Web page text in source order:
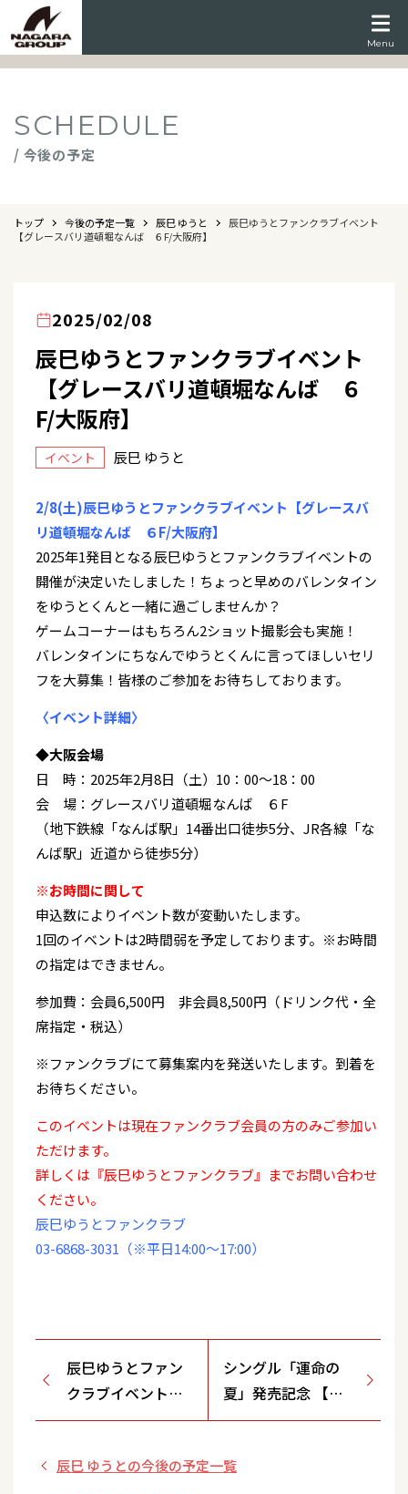
Menu
SCHEDULE
/ 今後の予定
トップ 今後の予定一覧 辰巳 ゆうと
辰巳ゆうとファンクラブイベント
【グレースバリ道頓堀なんば ６F/大阪府】
2025/02/08
辰巳ゆうとファンクラブイベント
【グレースバリ道頓堀なんば ６
F/大阪府】
イベント 辰巳 ゆうと
2/8(土)辰巳ゆうとファンクラブイベント【グレースバ
リ道頓堀なんば ６F/大阪府】
2025年1発目となる辰巳ゆうとファンクラブイベントの
開催が決定いたしました！ちょっと早めのバレンタイン
をゆうとくんと一緒に過ごしませんか？
ゲームコーナーはもちろん2ショット撮影会も実施！
バレンタインにちなんでゆうとくんに言ってほしいセリ
フを大募集！皆様のご参加をお待ちしております。
〈イベント詳細〉
◆大阪会場
日 時：2025年2月8日（土）10：00～18：00
会 場：グレースバリ道頓堀なんば ６F
（地下鉄線「なんば駅」14番出口徒歩5分、JR各線「な
んば駅」近道から徒歩5分）
※お時間に関して
申込数によりイベント数が変動いたします。
1回のイベントは2時間弱を予定しております。※お時間
の指定はできません。
参加費：会員6,500円 非会員8,500円（ドリンク代・全
席指定・税込）
※ファンクラブにて募集案内を発送いたします。到着を
お待ちください。
このイベントは現在ファンクラブ会員の方のみご参加い
ただけます。
詳しくは『辰巳ゆうとファンクラブ』までお問い合わせ
ください。
辰巳ゆうとファンクラブ
03-6868-3031（※平日14:00～17:00）
辰巳ゆうとファン
クラブイベント
【バトゥール東京/
シングル「運命の
夏」発売記念 【リ
ミスタ】インターネ
辰巳 ゆうとの今後の予定一覧